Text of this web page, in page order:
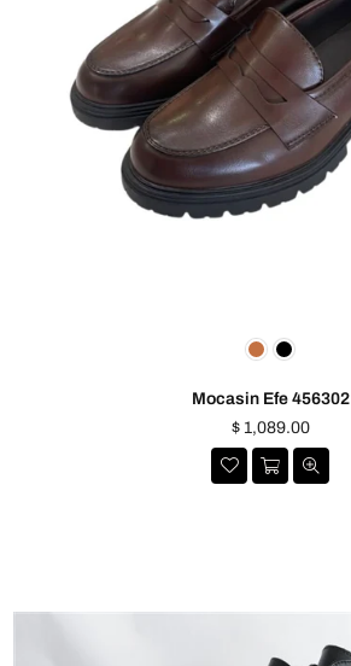
Mocasin Efe 456302
Precio
habitual
$ 1,089.00